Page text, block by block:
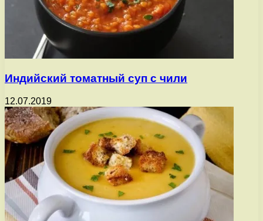
Индийский томатный суп с чили
12.07.2019